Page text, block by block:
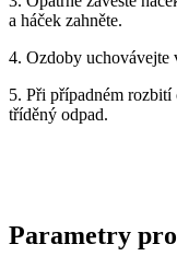
a háček zahněte.
4. Ozdoby uchovávejte
5. Při případném
tříděný odpad.
Parametry